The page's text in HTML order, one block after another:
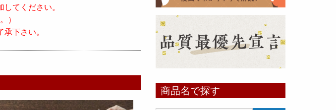
てください。
）
下さい。
（2025年11月11日）
いめ甘酒 30g』と『オートミー
商品名で探す